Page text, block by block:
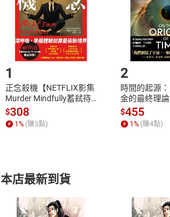
請注意，樂天市場須以整筆訂單為
購書後，如何開始使用？
Step1.選擇閱讀載具
1
正念殺機【NETFLIX影集
Murder Mindfully蓄弒待
發】【電子書】
$308
1 % (賺3點)
2
時間的起源
金的最終理論
$455
1 % (賺4點)
本店最新到貨